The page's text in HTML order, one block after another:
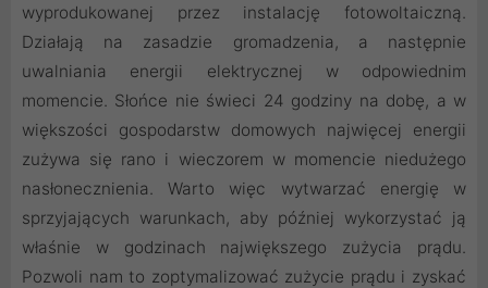
wyprodukowanej przez instalację fotowoltaiczną.
Działają na zasadzie gromadzenia, a następnie
uwalniania energii elektrycznej w odpowiednim
momencie. Słońce nie świeci 24 godziny na dobę, a w
większości gospodarstw domowych najwięcej energii
zużywa się rano i wieczorem w momencie niedużego
nasłonecznienia. Warto więc wytwarzać energię w
sprzyjających warunkach, aby później wykorzystać ją
właśnie w godzinach największego zużycia prądu.
Pozwoli nam to zoptymalizować zużycie prądu i zyskać